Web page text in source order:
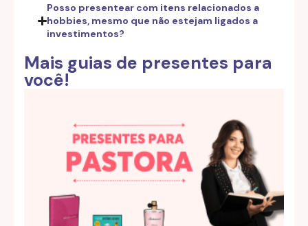
Posso presentear com itens relacionados a
hobbies, mesmo que não estejam ligados a
investimentos?
Mais guias de presentes para
você!